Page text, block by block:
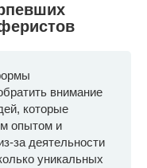
внимание
которые
опытом и
за деятельности
уникальных